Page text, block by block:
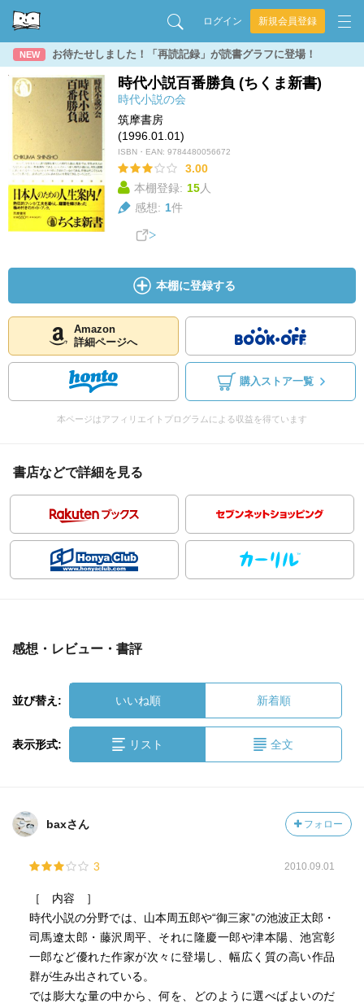
ログイン 新規会員登録
NEW お待たせしました！「再読記録」が読書グラフに登場！
時代小説百番勝負 (ちくま新書)
時代小説の会
筑摩書房
(1996.01.01)
ISBN・EAN: 9784480056672
3.00
本棚登録: 15人
感想: 1件
本棚に登録する
Amazon
詳細ページへ
購入ストア一覧
本ページはアフィリエイトプログラムによる収益を得ています
書店などで詳細を見る
感想・レビュー・書評
並び替え: いいね順 新着順
表示形式: リスト 全文
baxさん フォロー
3 2010.09.01
［ 内容 ］
時代小説の分野では、山本周五郎や“御三家”の池波正太郎・
司馬遼太郎・藤沢周平、それに隆慶一郎や津本陽、池宮彰
一郎など優れた作家が次々に登場し、幅広く質の高い作品
群が生み出されている。
では膨大な量の中から、何を、どのように選べばよいのだ